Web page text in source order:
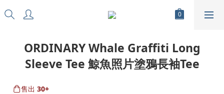
ORDINARY Whale Graffiti Long
Sleeve Tee 鯨魚照片塗鴉長袖Tee
售出 30+